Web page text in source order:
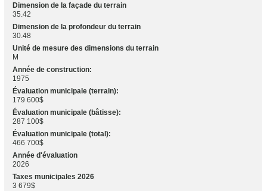
Dimension de la façade du terrain
35.42
Dimension de la profondeur du terrain
30.48
Unité de mesure des dimensions du terrain
M
Année de construction:
1975
Évaluation municipale (terrain):
179 600$
Évaluation municipale (bâtisse):
287 100$
Évaluation municipale (total):
466 700$
Année d'évaluation
2026
Taxes municipales 2026
3 679$